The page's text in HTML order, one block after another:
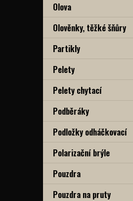
Olova
Olověnky, těžké šňůry
Partikly
Pelety
Pelety chytací
Podběráky
Podložky odháčkovací
Polarizační brýle
Pouzdra
Pouzdra na pruty